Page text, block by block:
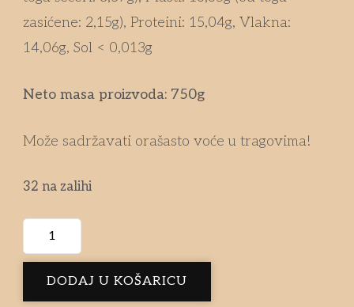
zasićene: 2,15g), Proteini: 15,04g, Vlakna:
14,06g, Sol < 0,013g
Neto masa proizvoda: 750g
Može sadržavati orašasto voće u tragovima!
32 na zalihi
DODAJ U KOŠARICU